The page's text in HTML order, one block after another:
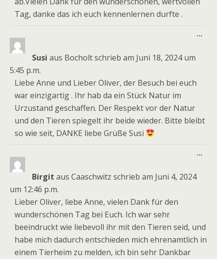
Tag, danke das ich euch kennenlernen durfte .
Susi aus Bocholtschrieb am Juni 18, 2024 um
5:45 p.m.
Liebe Anne und Lieber Oliver, der Besuch bei euch
war einzigartig . Ihr hab da ein Stück Natur im
Urzustand geschaffen. Der Respekt vor der Natur
und den Tieren spiegelt ihr beide wieder. Bitte bleibt
so wie seit, DANKE liebe Grüße Susi
...
Birgit aus Caaschwitz schrieb am Juni 4, 2024
um 12:46 p.m.
Lieber Oliver, liebe Anne, vielen Dank für den
wunderschönen Tag bei Euch. Ich war sehr
beeindruckt wie liebevoll ihr mit den Tieren seid, und
habe mich dadurch entschieden mich ehrenamtlich in
einem Tierheim zu melden, ich bin sehr Dankbar
...